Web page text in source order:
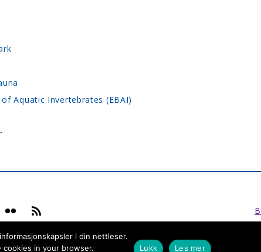
Aquatic Invertebrates (EBAI)
i din nettleser.
cookies in your browser.
Lukk Les mer